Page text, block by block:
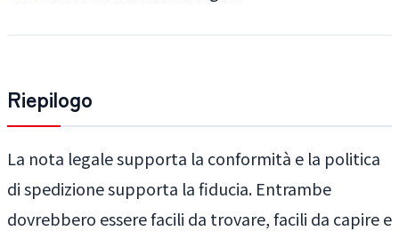
Riepilogo
La nota legale supporta la conformità e la politica
di spedizione supporta la fiducia. Entrambe
dovrebbero essere facili da trovare, facili da capire e